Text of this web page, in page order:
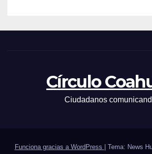
Círculo
Ciudadanos
Funciona gracias a WordPress Tema: News